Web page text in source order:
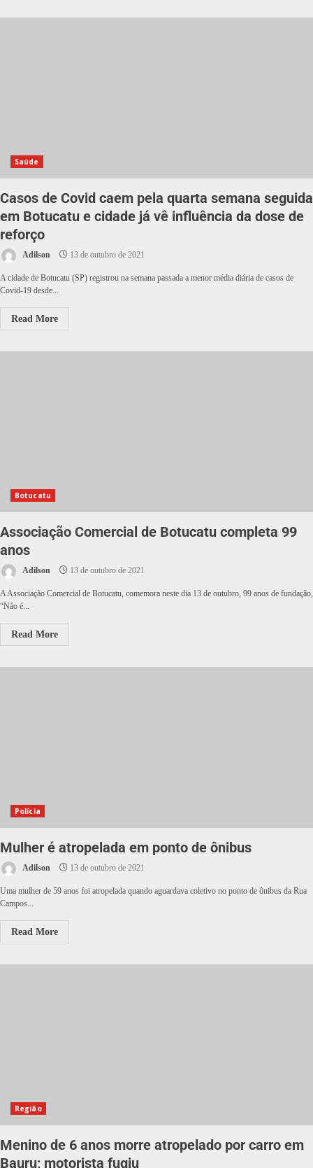
Saúde
Casos de Covid caem pela quarta semana seguida
em Botucatu e cidade já vê influência da dose de
reforço
Adilson 13 de outubro de 2021
A cidade de Botucatu (SP) registrou na semana passada a menor média diária de casos de
Covid-19 desde...
Read More
Botucatu
Associação Comercial de Botucatu completa 99
anos
Adilson 13 de outubro de 2021
A Associação Comercial de Botucatu, comemora neste dia 13 de outubro, 99 anos de fundação,
“Não é...
Read More
Polícia
Mulher é atropelada em ponto de ônibus
Adilson 13 de outubro de 2021
Uma mulher de 59 anos foi atropelada quando aguardava coletivo no ponto de ônibus da Rua
Campos...
Read More
Região
Menino de 6 anos morre atropelado por carro em
Bauru; motorista fugiu